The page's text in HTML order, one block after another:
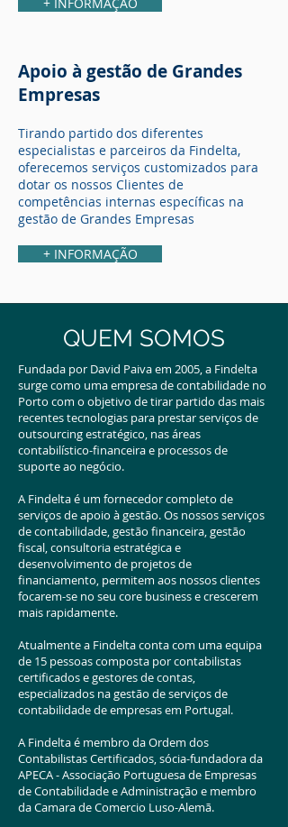
Apoio à gestão de Grandes
Empresas
Tirando partido dos diferentes
especialistas e parceiros da Findelta,
oferecemos serviços customizados para
dotar os nossos Clientes de
competências internas específicas na
gestão de Grandes Empresas
+ INFORMAÇÃO
QUEM SOMOS
Fundada por David Paiva em 2005, a Findelta
surge como uma empresa de contabilidade no
Porto com o objetivo de tirar partido das mais
recentes tecnologias para prestar serviços de
outsourcing estratégico, nas áreas
contabilístico-financeira e processos de
suporte ao negócio.
A Findelta é um fornecedor completo de
serviços de apoio à gestão. Os nossos serviços
de contabilidade, gestão financeira, gestão
fiscal, consultoria estratégica e
desenvolvimento de projetos de
financiamento, permitem aos nossos clientes
focarem-se no seu core business e crescerem
mais rapidamente.
Atualmente a Findelta conta com uma equipa
de 15 pessoas composta por contabilistas
certificados e gestores de contas,
especializados na gestão de serviços de
contabilidade de empresas em Portugal.
A Findelta é membro da Ordem dos
Contabilistas Certificados, sócia-fundadora da
APECA - Associação Portuguesa de Empresas
de Contabilidade e Administração e membro
da Camara de Comercio Luso-Alemã.